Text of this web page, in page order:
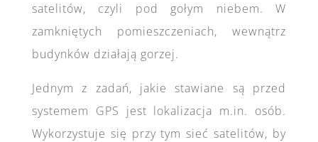
satelitów, czyli pod gołym niebem. W
zamkniętych pomieszczeniach, wewnątrz
budynków działają gorzej.
Jednym z zadań, jakie stawiane są przed
systemem GPS jest lokalizacja m.in. osób.
Wykorzystuje się przy tym sieć satelitów, by